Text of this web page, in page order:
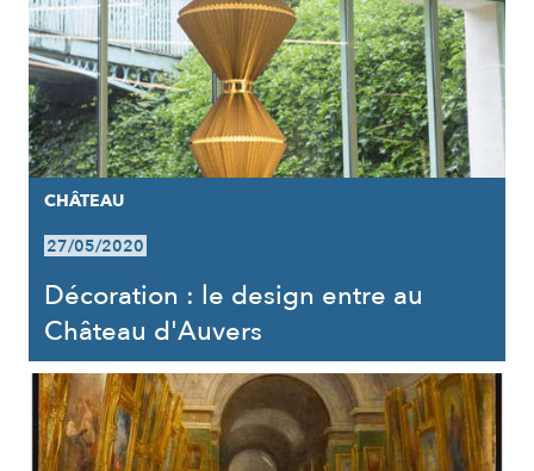
CHÂTEAU
27/05/2020
Décoration : le design entre au
Château d'Auvers